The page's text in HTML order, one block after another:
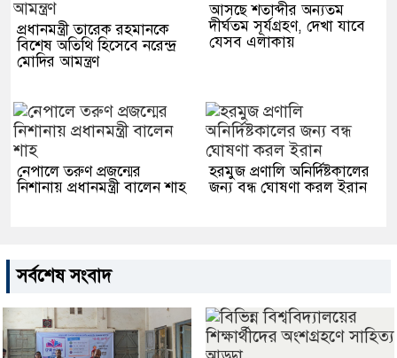
প্রধানমন্ত্রী তারেক রহমানকে
বিশেষ অতিথি হিসেবে নরেন্দ্র
মোদির আমন্ত্রণ
আসছে শতাব্দীর অন্যতম
দীর্ঘতম সূর্যগ্রহণ, দেখা যাবে
যেসব এলাকায়
নেপালে তরুণ প্রজন্মের
নিশানায় প্রধানমন্ত্রী বালেন শাহ
হরমুজ প্রণালি অনির্দিষ্টকালের
জন্য বন্ধ ঘোষণা করল ইরান
সর্বশেষ সংবাদ